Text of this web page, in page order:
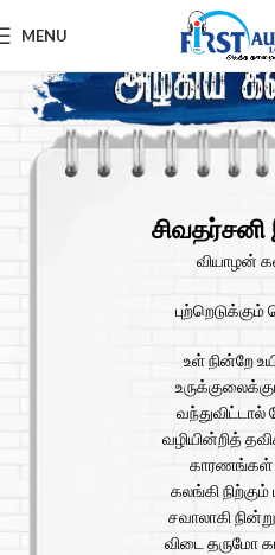
MENU
வியாழன்
உள் நின்றே
வந்துவிட்டால்
வழியின்றித்
காரணங்கள்
கலங்கி
சவாலாகி
விடை தருமோ